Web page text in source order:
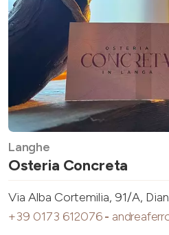
Langhe
Osteria Concreta
Via Alba Cortemilia, 91/A,
+39 0173 612076-